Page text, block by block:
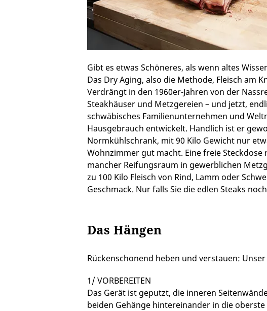
Gibt es etwas Schöneres, als wenn altes
Das Dry Aging, also die Methode, Fleisch am
Verdrängt in den 1960er-Jahren von der
Steakhäuser und Metzgereien – und jetzt,
schwäbisches Familienunternehmen und
Hausgebrauch entwickelt. Handlich ist er
Normkühlschrank, mit 90 Kilo Gewicht nur
Wohnzimmer gut macht. Eine freie
mancher Reifungsraum in gewerblichen
zu 100 Kilo Fleisch von Rind, Lamm oder
Geschmack. Nur falls Sie die edlen Steaks
Das Hängen
Rückenschonend heben und verstauen:
1/ VORBEREITEN
Das Gerät ist geputzt, die inneren
beiden Gehänge hintereinander in die